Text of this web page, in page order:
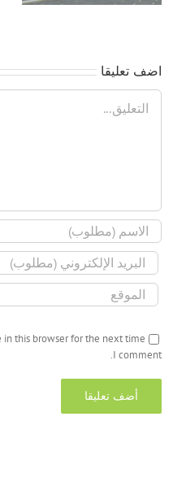
اضف تعليقا
تعليق
in this browser for the next time
I comment.